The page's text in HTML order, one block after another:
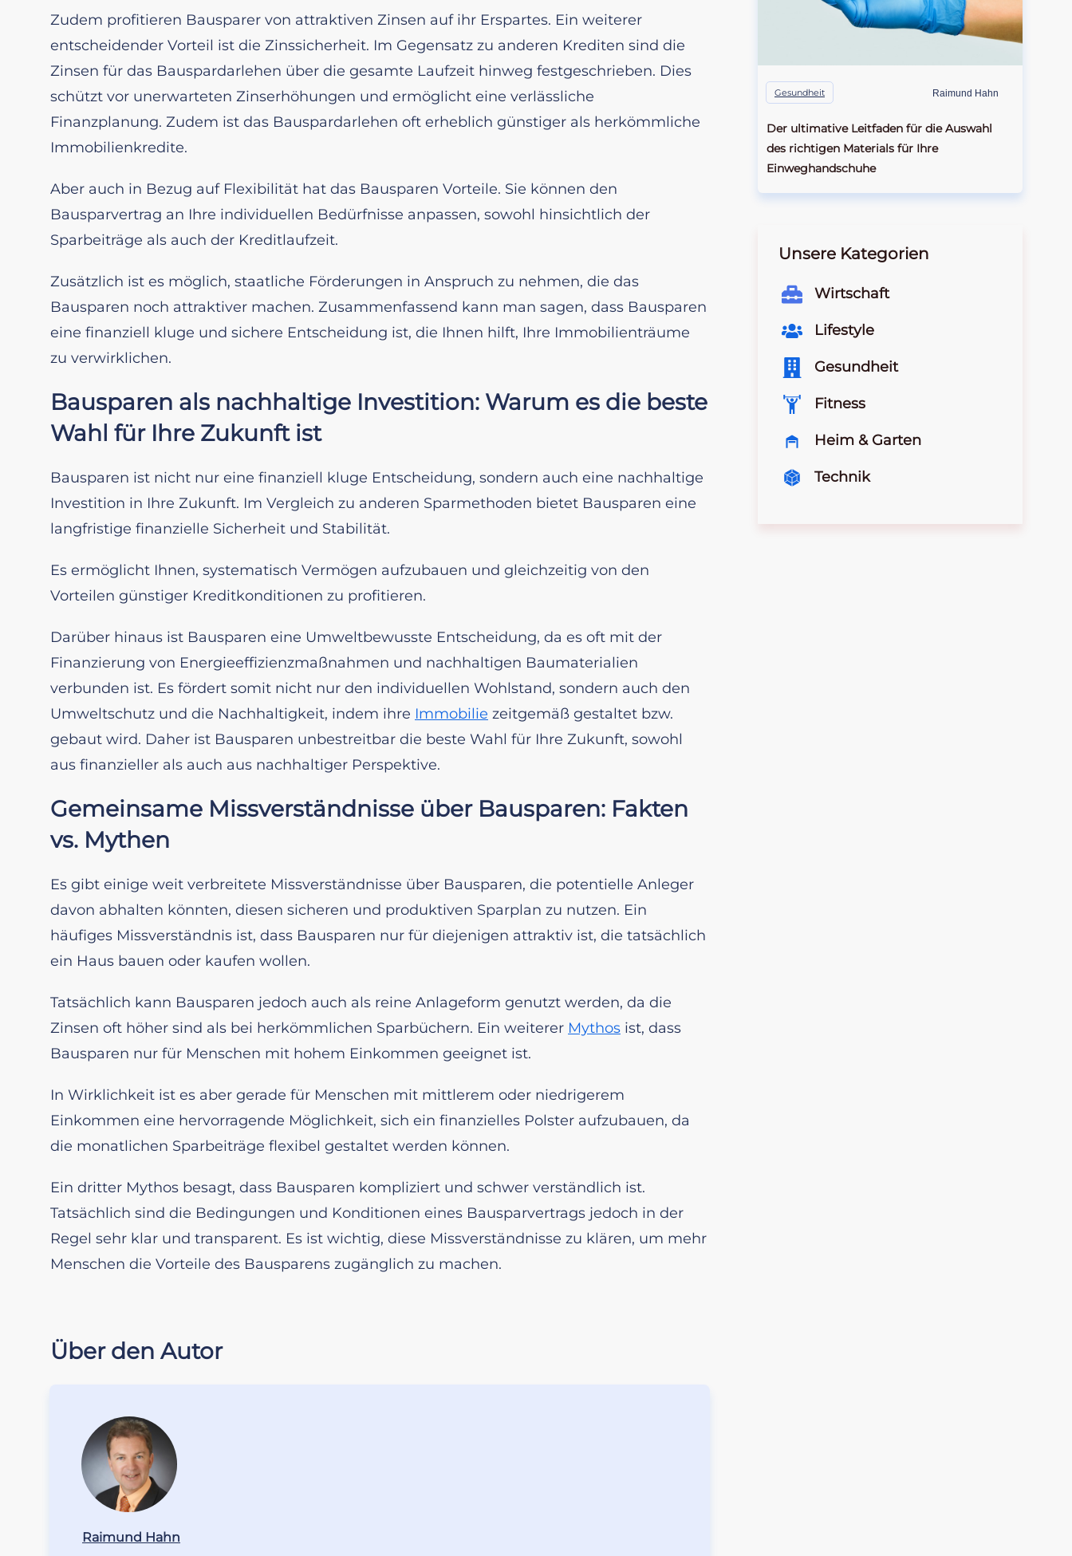
Zudem profitieren Bausparer von attraktiven Zinsen auf ihr Erspartes. Ein weiterer
entscheidender Vorteil ist die Zinssicherheit. Im Gegensatz zu anderen Krediten sind die
Zinsen für das Bauspardarlehen über die gesamte Laufzeit hinweg festgeschrieben. Dies
schützt vor unerwarteten Zinserhöhungen und ermöglicht eine verlässliche
Finanzplanung. Zudem ist das Bauspardarlehen oft erheblich günstiger als herkömmliche
Immobilienkredite.
Aber auch in Bezug auf Flexibilität hat das Bausparen Vorteile. Sie können den
Bausparvertrag an Ihre individuellen Bedürfnisse anpassen, sowohl hinsichtlich der
Sparbeiträge als auch der Kreditlaufzeit.
Zusätzlich ist es möglich, staatliche Förderungen in Anspruch zu nehmen, die das
Bausparen noch attraktiver machen. Zusammenfassend kann man sagen, dass Bausparen
eine finanziell kluge und sichere Entscheidung ist, die Ihnen hilft, Ihre Immobilienträume
zu verwirklichen.
Bausparen als nachhaltige Investition: Warum es die beste
Wahl für Ihre Zukunft ist
Bausparen ist nicht nur eine finanziell kluge Entscheidung, sondern auch eine nachhaltige
Investition in Ihre Zukunft. Im Vergleich zu anderen Sparmethoden bietet Bausparen eine
langfristige finanzielle Sicherheit und Stabilität.
Es ermöglicht Ihnen, systematisch Vermögen aufzubauen und gleichzeitig von den
Vorteilen günstiger Kreditkonditionen zu profitieren.
Darüber hinaus ist Bausparen eine Umweltbewusste Entscheidung, da es oft mit der
Finanzierung von Energieeffizienzmaßnahmen und nachhaltigen Baumaterialien
verbunden ist. Es fördert somit nicht nur den individuellen Wohlstand, sondern auch den
Umweltschutz und die Nachhaltigkeit, indem ihre Immobilie zeitgemäß gestaltet bzw.
gebaut wird. Daher ist Bausparen unbestreitbar die beste Wahl für Ihre Zukunft, sowohl
aus finanzieller als auch aus nachhaltiger Perspektive.
Gemeinsame Missverständnisse über Bausparen: Fakten
vs. Mythen
Es gibt einige weit verbreitete Missverständnisse über Bausparen, die potentielle Anleger
davon abhalten könnten, diesen sicheren und produktiven Sparplan zu nutzen. Ein
häufiges Missverständnis ist, dass Bausparen nur für diejenigen attraktiv ist, die tatsächlich
ein Haus bauen oder kaufen wollen.
Tatsächlich kann Bausparen jedoch auch als reine Anlageform genutzt werden, da die
Zinsen oft höher sind als bei herkömmlichen Sparbüchern. Ein weiterer Mythos ist, dass
Bausparen nur für Menschen mit hohem Einkommen geeignet ist.
In Wirklichkeit ist es aber gerade für Menschen mit mittlerem oder niedrigerem
Einkommen eine hervorragende Möglichkeit, sich ein finanzielles Polster aufzubauen, da
die monatlichen Sparbeiträge flexibel gestaltet werden können.
Ein dritter Mythos besagt, dass Bausparen kompliziert und schwer verständlich ist.
Tatsächlich sind die Bedingungen und Konditionen eines Bausparvertrags jedoch in der
Regel sehr klar und transparent. Es ist wichtig, diese Missverständnisse zu klären, um mehr
Menschen die Vorteile des Bausparens zugänglich zu machen.
Über den Autor
Raimund Hahn
Gesundheit Raimund Hahn
Der ultimative Leitfaden für die Auswahl
des richtigen Materials für Ihre
Einweghandschuhe
Unsere Kategorien
Wirtschaft
Lifestyle
Gesundheit
Fitness
Heim & Garten
Technik